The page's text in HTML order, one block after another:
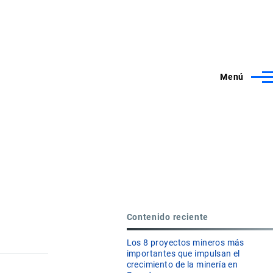
Menú
Contenido reciente
Los 8 proyectos mineros más
importantes que impulsan el
crecimiento de la minería en